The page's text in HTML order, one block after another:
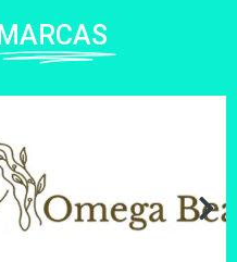
MARCAS